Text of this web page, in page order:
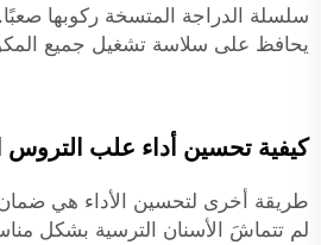
سلسلة الدراجة المتسخة ركوبها
يحافظ على سلاسة تشغيل جميع
كيفية تحسين أداء علب التروس
طريقة أخرى لتحسين الأداء هي ضمان
لم تتماشَ الأسنان الترسية بشكل